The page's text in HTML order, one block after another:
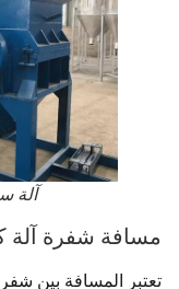
آلة
مسافة شفرة آلة
تعتبر المسافة بين